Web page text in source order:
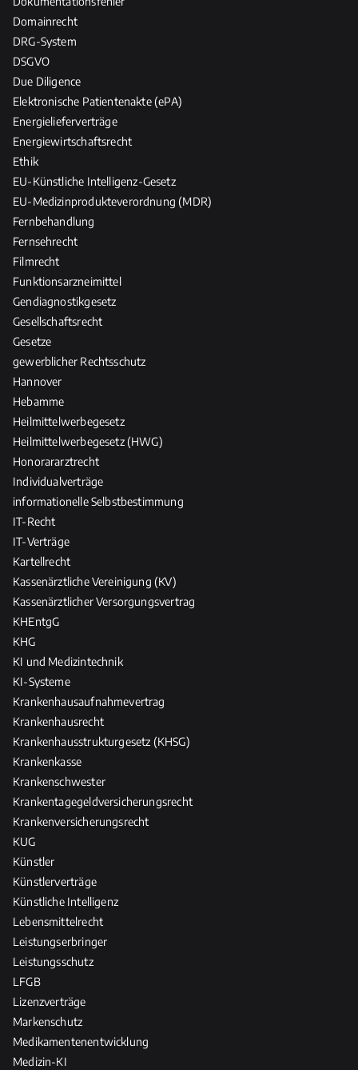
Domainrecht
DRG-System
DSGVO
Due Diligence
Elektronische Patientenakte (ePA)
Energielieferverträge
Energiewirtschaftsrecht
Ethik
EU-Künstliche Intelligenz-Gesetz
EU-Medizinprodukteverordnung (MDR)
Fernbehandlung
Fernsehrecht
Filmrecht
Funktionsarzneimittel
Gendiagnostikgesetz
Gesellschaftsrecht
Gesetze
gewerblicher Rechtsschutz
Hannover
Hebamme
Heilmittelwerbegesetz
Heilmittelwerbegesetz (HWG)
Honorararztrecht
Individualverträge
informationelle Selbstbestimmung
IT-Recht
IT-Verträge
Kartellrecht
Kassenärztliche Vereinigung (KV)
Kassenärztlicher Versorgungsvertrag
KHEntgG
KHG
KI und Medizintechnik
KI-Systeme
Krankenhausaufnahmevertrag
Krankenhausrecht
Krankenhausstrukturgesetz (KHSG)
Krankenkasse
Krankenschwester
Krankentagegeldversicherungsrecht
Krankenversicherungsrecht
KUG
Künstler
Künstlerverträge
Künstliche Intelligenz
Lebensmittelrecht
Leistungserbringer
Leistungsschutz
LFGB
Lizenzverträge
Markenschutz
Medikamentenentwicklung
Medizin-KI